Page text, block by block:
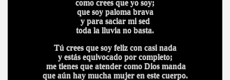
como crees que yo soy;
que soy paloma brava
y para saciar mi sed
toda la lluvia no basta.
Tú crees que soy feliz con casi nada
y estás equivocado por completo;
me tienes que atender como Dios manda
que aún hay mucha mujer en este cuerpo.